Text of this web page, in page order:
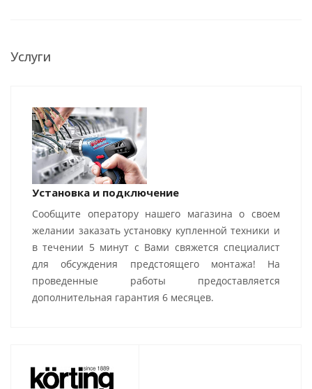
Услуги
Установка и подключение
Сообщите оператору нашего магазина о своем
желании заказать установку купленной техники и
в течении 5 минут с Вами свяжется специалист
для обсуждения предстоящего монтажа! На
проведенные работы предоставляется
дополнительная гарантия 6 месяцев.